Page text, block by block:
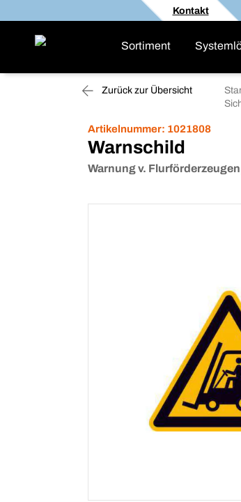
Kontakt
Sortiment
Zurück zur Übersicht
Artikelnummer: 1021808
Warnschild
Warnung v.